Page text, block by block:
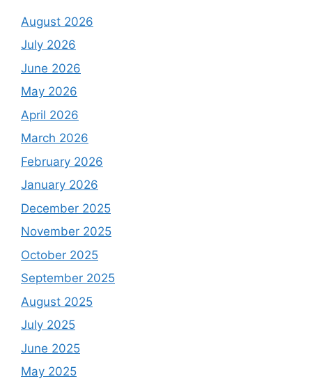
August 2026
July 2026
June 2026
May 2026
April 2026
March 2026
February 2026
January 2026
December 2025
November 2025
October 2025
September 2025
August 2025
July 2025
June 2025
May 2025